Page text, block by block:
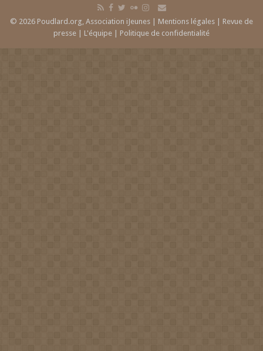
© 2026 Poudlard.org, Association iJeunes | Mentions légales | Revue de
presse | L'équipe | Politique de confidentialité